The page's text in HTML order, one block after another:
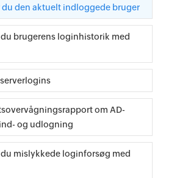
du den aktuelt indloggede bruger
brugerens loginhistorik med
om AD-
og udlogning
mislykkede loginforsøg med